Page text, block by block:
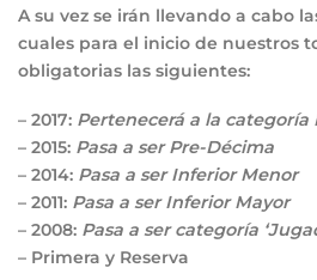
A su vez se irán llevando a cabo
cuales para el inicio de nuestros
obligatorias las siguientes:
– 2017: Pertenecerá a la
– 2015: Pasa a ser Pre-Décima
– 2014: Pasa a ser Inferior Menor
– 2011: Pasa a ser Inferior Mayor
– 2008: Pasa a ser categoría
– Primera y Reserva